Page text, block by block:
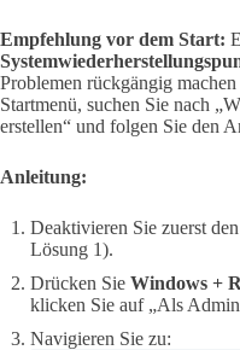
Empfehlung vor dem Start:
Problemen rückgängig
Startmenü, suchen Sie nach
erstellen“ und folgen Sie den
Anleitung:
Deaktivieren Sie zuerst
Lösung 1).
Drücken Sie Windows + R
klicken Sie auf „Als
Navigieren Sie zu: